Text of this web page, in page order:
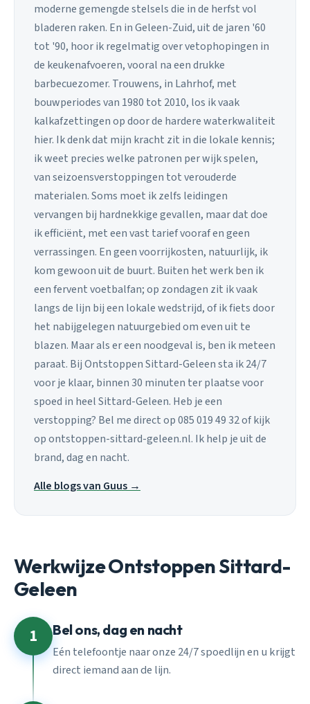
moderne gemengde stelsels die in de herfst vol
bladeren raken. En in Geleen-Zuid, uit de jaren '60
tot '90, hoor ik regelmatig over vetophopingen in
de keukenafvoeren, vooral na een drukke
barbecuezomer. Trouwens, in Lahrhof, met
bouwperiodes van 1980 tot 2010, los ik vaak
kalkafzettingen op door de hardere waterkwaliteit
hier. Ik denk dat mijn kracht zit in die lokale kennis;
ik weet precies welke patronen per wijk spelen,
van seizoensverstoppingen tot verouderde
materialen. Soms moet ik zelfs leidingen
vervangen bij hardnekkige gevallen, maar dat doe
ik efficiënt, met een vast tarief vooraf en geen
verrassingen. En geen voorrijkosten, natuurlijk, ik
kom gewoon uit de buurt. Buiten het werk ben ik
een fervent voetbalfan; op zondagen zit ik vaak
langs de lijn bij een lokale wedstrijd, of ik fiets door
het nabijgelegen natuurgebied om even uit te
blazen. Maar als er een noodgeval is, ben ik meteen
paraat. Bij Ontstoppen Sittard-Geleen sta ik 24/7
voor je klaar, binnen 30 minuten ter plaatse voor
spoed in heel Sittard-Geleen. Heb je een
verstopping? Bel me direct op 085 019 49 32 of kijk
op ontstoppen-sittard-geleen.nl. Ik help je uit de
brand, dag en nacht.
Alle blogs van Guus →
Werkwijze Ontstoppen Sittard-
Geleen
1 Bel ons, dag en nacht
Eén telefoontje naar onze 24/7 spoedlijn en u krijgt
direct iemand aan de lijn.